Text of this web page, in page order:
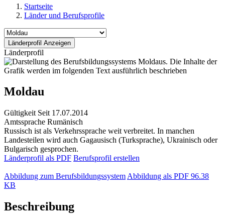
Startseite
Länder und Berufsprofile
Länderprofil
Moldau
Gültigkeit Seit 17.07.2014
Amtssprache Rumänisch
Russisch ist als Verkehrssprache weit verbreitet. In manchen
Landesteilen wird auch Gagausisch (Turksprache), Ukrainisch oder
Bulgarisch gesprochen.
Länderprofil als PDF Berufsprofil erstellen
Abbildung zum Berufsbildungssystem Abbildung als PDF 96.38
KB
Beschreibung